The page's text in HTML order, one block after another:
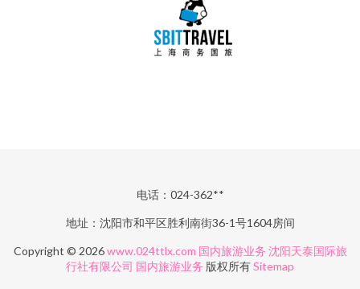
电话：024-362**
地址：沈阳市和平区胜利南街36-1号1604房间
Copyright © 2026www.024ttlx.com 国内旅游业务 沈阳天泰国际旅
行社有限公司 国内旅游业务 版权所有Sitemap